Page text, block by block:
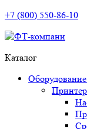
+7 (800) 550-86-10
Каталог